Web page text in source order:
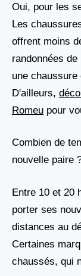
Oui, pour les
Les
offrent moins
randonnées
une chaussure
D'ailleurs,
Romeu pour
Combien de
nouvelle paire
Entre 10 et 20
porter ses
distances au
Certaines
chaussés, qui